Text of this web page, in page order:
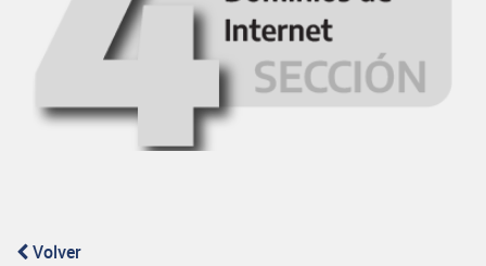
Volver